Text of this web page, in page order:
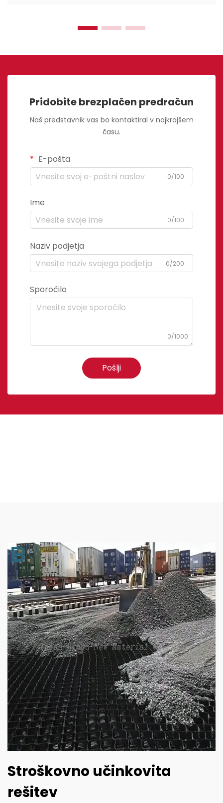
Pridobite brezplačen predračun
Naš predstavnik vas bo kontaktiral v najkrajšem
času.
E-pošta
0/100
Ime
0/100
Naziv podjetja
0/200
Sporočilo
0/1000
Pošlji
Stroškovno učinkovita
rešitev